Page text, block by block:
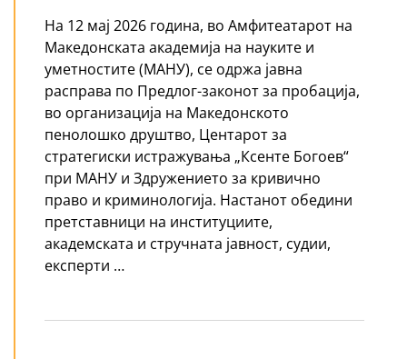
На 12 мај 2026 година, во Амфитеатарот на
Македонската академија на науките и
уметностите (МАНУ), се одржа јавна
расправа по Предлог-законот за пробација,
во организација на Македонското
пенолошко друштво, Центарот за
стратегиски истражувања „Ксенте Богоев“
при МАНУ и Здружението за кривично
право и криминологија. Настанот обедини
претставници на институциите,
академската и стручната јавност, судии,
експерти …